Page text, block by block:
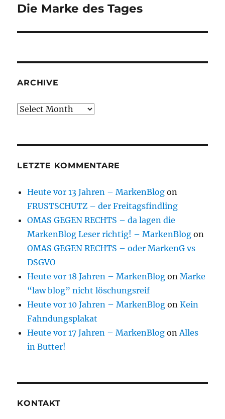
Next
Die Marke des Tages
ARCHIVE
Archive
LETZTE KOMMENTARE
Heute vor 13 Jahren – MarkenBlog on
FRUSTSCHUTZ – der Freitagsfindling
OMAS GEGEN RECHTS – da lagen die
MarkenBlog Leser richtig! – MarkenBlog on
OMAS GEGEN RECHTS – oder MarkenG vs
DSGVO
Heute vor 18 Jahren – MarkenBlog onMarke
“law blog” nicht löschungsreif
Heute vor 10 Jahren – MarkenBlog onKein
Fahndungsplakat
Heute vor 17 Jahren – MarkenBlog onAlles
in Butter!
KONTAKT